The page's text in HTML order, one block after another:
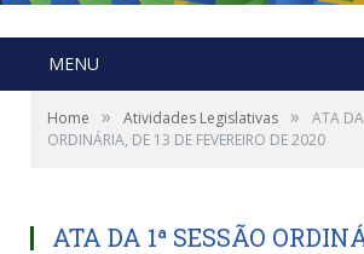
MENU
Home » Atividades Legislativas »
ATA DA
ORDINÁRIA, DE 13 DE FEVEREIRO DE 2020
ATA DA 1ª SESSÃO